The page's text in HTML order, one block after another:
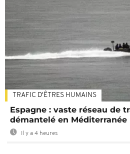
TRAFIC D'ÊTRES HUMAINS
Espagne : vaste réseau de
démantelé en Méditerranée
Il y a 4 heures